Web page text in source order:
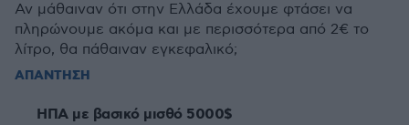
Αν μάθαιναν ότι στην Ελλάδα έχουμε φτάσει να
πληρώνουμε ακόμα και με περισσότερα από 2€ το
λίτρο, θα πάθαιναν εγκεφαλικό;
ΑΠΑΝΤΗΣΗ
ΗΠΑ με βασικό μισθό 5000$